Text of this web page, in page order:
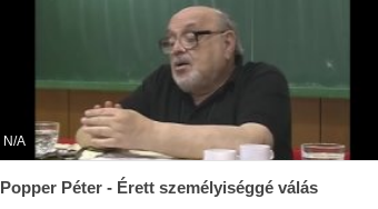
N/A
Popper Péter - Érett személyiséggé válás